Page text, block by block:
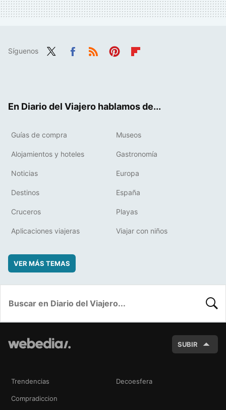
Síguenos
En Diario del Viajero hablamos de...
Guías de compra Museos
Alojamientos y hoteles Gastronomía
Noticias Europa
Destinos España
Cruceros Playas
Aplicaciones viajeras Viajar con niños
VER MÁS TEMAS
SUBIR
Trendencias Decoesfera
Compradiccion